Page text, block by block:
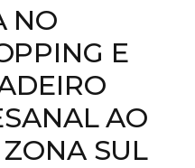
NO
E
AO
SUL